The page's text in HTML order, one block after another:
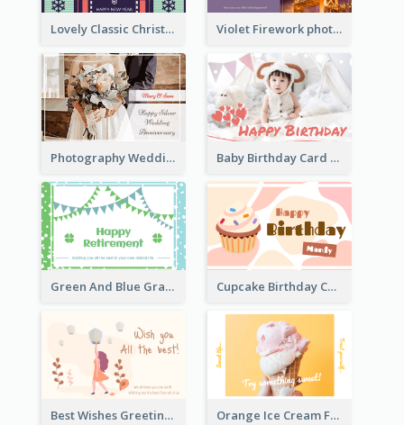
Lovely Classic Christmas Greeting Card Design Violet Firework photo 2021 New Year Greeting Card
Photography Wedding Anniversary Card With Drawing Effect Baby Birthday Card With Simple Decorations
Green And Blue Graphic Retirement Greeting Card Cupcake Birthday Card With Blobs
Best Wishes Greeting Card Orange Ice Cream Fun Greeting Card